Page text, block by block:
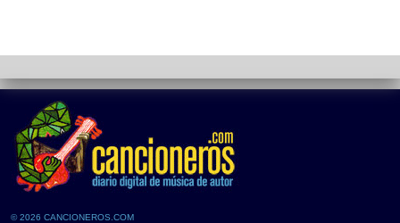
© 2026 CANCIONEROS.COM